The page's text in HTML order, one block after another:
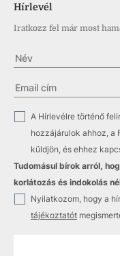
Hírlevél
Iratkozz fel már most
✓
A Hírlevélre történő
hozzájárulok ahhoz, a
küldjön, és ehhez
Tudomásul bírok arról,
korlátozás és indokolás
✓ Nyilatkozom, hogy a
tájékoztatót